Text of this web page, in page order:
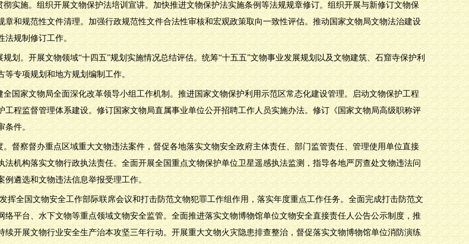
彻实施。组织开展文物保护法培训宣讲。加快推进文物保护法实施条例等法规规章修订。组织开展与新修订文物保
章和规范性文件清理。加强行政规范性文件合法性审核和宏观政策取向一致性评估。推动国家文物局文物法治建设
法规制修订工作。
划。开展文物领域“十四五”规划实施情况总结评估。统筹“十五五”文物事业发展规划以及文物建筑、石窟寺保护利
专项规划和地方规划编制工作。
全国家文物局全面深化改革领导小组工作机制。推进国家文物保护利用示范区常态化建设管理。启动文物保护工程
工程监督管理体系建设。修订国家文物局直属事业单位公开招聘工作人员实施办法。修订《国家文物局高级职称评
条件。
。督察督办重点区域重大文物违法案件，督促各地落实文物安全政府主体责任、部门监管责任、管理使用单位直接
法机构落实文物行政执法责任。全面开展全国重点文物保护单位卫星遥感执法监测，指导各地严厉查处文物违法问
例遴选和文物违法信息举报受理工作。
挥全国文物安全工作部际联席会议和打击防范文物犯罪工作组作用，落实年度重点工作任务。全面完成打击防范文
络平台、水下文物等重点领域文物安全监管。全面推进落实文物博物馆单位文物安全直接责任人公告公示制度，推
续开展文物行业安全生产治本攻坚三年行动。开展重大文物火灾隐患排查整治，督促落实文物博物馆单位消防演练